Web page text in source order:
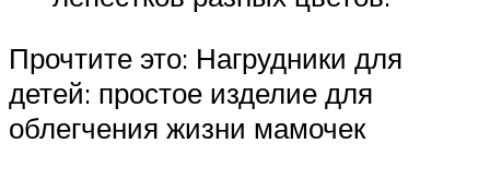
Прочтите это: Нагрудники для
детей: простое изделие для
облегчения жизни мамочек